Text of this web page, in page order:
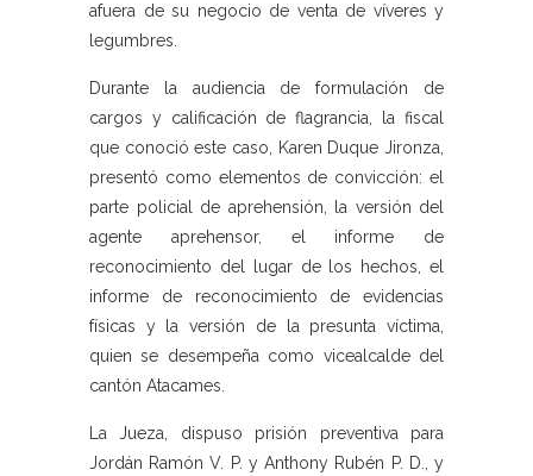
afuera de su negocio de venta de víveres y
legumbres.
Durante la audiencia de formulación de
cargos y calificación de flagrancia, la fiscal
que conoció este caso, Karen Duque Jironza,
presentó como elementos de convicción: el
parte policial de aprehensión, la versión del
agente aprehensor, el informe de
reconocimiento del lugar de los hechos, el
informe de reconocimiento de evidencias
físicas y la versión de la presunta víctima,
quien se desempeña como vicealcalde del
cantón Atacames.
La Jueza, dispuso prisión preventiva para
Jordán Ramón V. P. y Anthony Rubén P. D., y